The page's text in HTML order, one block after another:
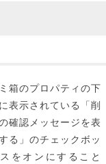
箱のプロパティの下
表示されている「削
確認メッセージを表
る」のチェックボッ
をオンにすること